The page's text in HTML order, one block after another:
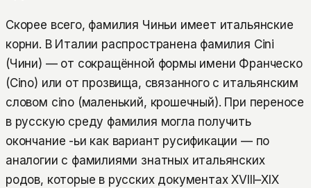
Скорее всего, фамилия Чиньи имеет итальянские
корни. В Италии распространена фамилия Cini
(Чини) — от сокращённой формы имени Франческо
(Cino) или от прозвища, связанного с итальянским
словом cino (маленький, крошечный). При переносе
в русскую среду фамилия могла получить
окончание -ьи как вариант русификации — по
аналогии с фамилиями знатных итальянских
родов, которые в русских документах XVIII–XIX